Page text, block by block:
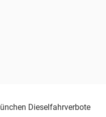
Dieselfahrverbote